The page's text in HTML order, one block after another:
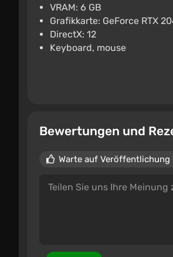
VRAM: 6 GB
Grafikkarte: GeForce RTX
DirectX: 12
Keyboard, mouse
Bewertungen und
Warte auf Veröffentlichung